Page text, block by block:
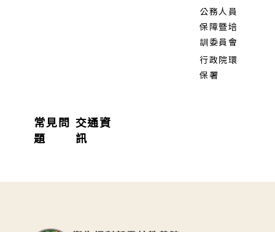
公務人員
保障暨培
訓委員會
行政院環
保署
常見問
題
交通資
訊